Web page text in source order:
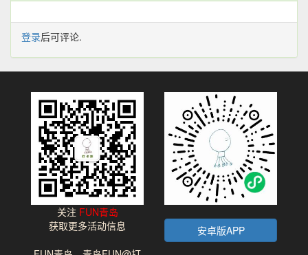
登录后可评论.
关注 FUN青岛
获取更多活动信息
安卓版APP